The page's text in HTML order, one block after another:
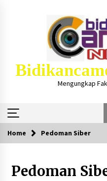
Mengungkap
Breaking News
Iklan Layanan
Masjid Dan
Home Pedoman Siber
Pedoman